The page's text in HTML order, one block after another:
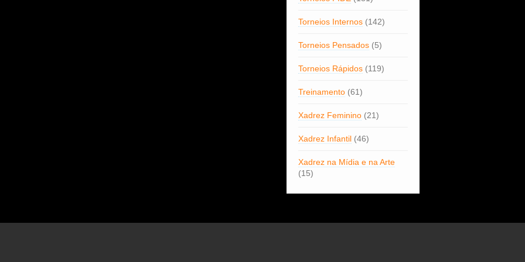
Torneios Internos(142)
Torneios Pensados(5)
Torneios Rápidos(119)
Treinamento(61)
Xadrez Feminino(21)
Xadrez Infantil(46)
Xadrez na Mídia e na Arte
(15)